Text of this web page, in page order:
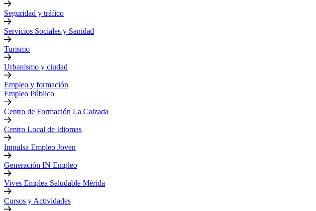
Seguridad y tráfico
Servicios Sociales y Sanidad
Turismo
Urbanismo y ciudad
Empleo y formación
Empleo Público
Centro de Formación La Calzada
Centro Local de Idiomas
Impulsa Empleo Joven
Generación IN Empleo
Vives Emplea Saludable Mérida
Cursos y Actividades